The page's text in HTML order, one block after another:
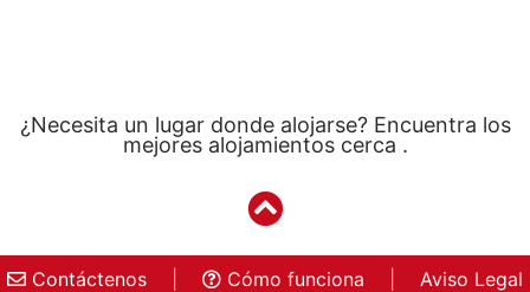
¿Necesita un lugar donde alojarse? Encuentra los
mejores alojamientos cerca .
Contáctenos Cómo funciona Aviso Legal